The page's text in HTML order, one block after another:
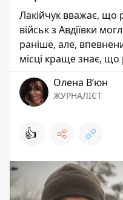
Лакійчук вважає, що
військ з Авдіївки
раніше, але,
місці краще знає,
Олена Вʼюн
ЖУРНАЛІСТ
👍